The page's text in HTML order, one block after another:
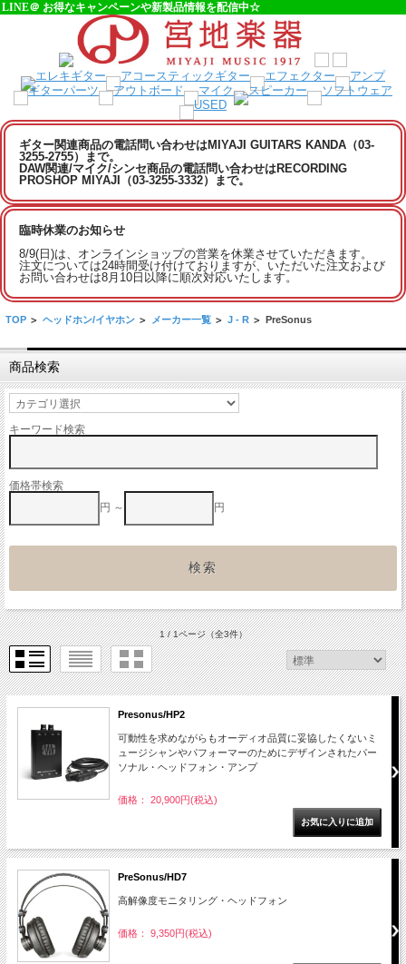
LINE＠ お得なキャンペーンや新製品情報を配信中☆
ギター関連商品の電話問い合わせはMIYAJI GUITARS KANDA（03-
3255-2755）まで。
DAW関連/マイク/シンセ商品の電話問い合わせはRECORDING
PROSHOP MIYAJI（03-3255-3332）まで。
臨時休業のお知らせ
8/9(日)は、オンラインショップの営業を休業させていただきます。
注文については24時間受け付けておりますが、いただいた注文および
お問い合わせは8月10日以降に順次対応いたします。
TOP > ヘッドホン/イヤホン > メーカー一覧 > J - R > PreSonus
商品検索
キーワード検索
価格帯検索
円 ～
円
1 / 1ページ（全3件）
Presonus/HP2
可動性を求めながらもオーディオ品質に妥協したくないミ
ュージシャンやパフォーマーのためにデザインされたパー
ソナル・ヘッドフォン・アンプ
価格： 20,900円(税込)
PreSonus/HD7
高解像度モニタリング・ヘッドフォン
価格： 9,350円(税込)